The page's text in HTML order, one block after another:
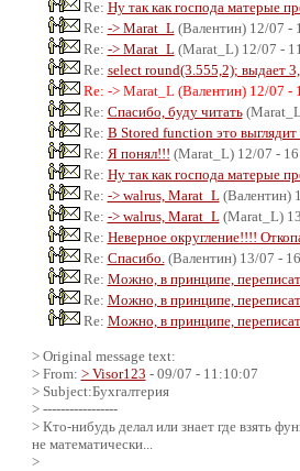
Re: Ну так как господа матерые
Re: -> Marat_L(Валентин) 12/07 -
Re: -> Marat_L(Marat_L) 12/07 -
Re: select round(3.555,2); выдает
Re: -> Marat_L (Валентин) 12/07 -
Re: Спасибо, буду читать
Re: В Stored function это выглядит
Re: Я понял!!! (Marat_L) 12/07 -
Re: Ну так как господа матерые
Re: -> walrus, Marat_L(Валентин)
Re: -> walrus, Marat_L(Marat_L)
Re: Неверное округление!!!!
Re: Спасибо. (Валентин) 13/07 -
Re: Можно, в принципе,
Re: Можно, в принципе,
Re: Можно, в принципе,
> Original message text:
> From: > Visor123 - 09/07 - 11:10:07
> Subject:Бухгалтерия
> -----------------
> Кто-нибудь делал или знает где взять
не математически...
>